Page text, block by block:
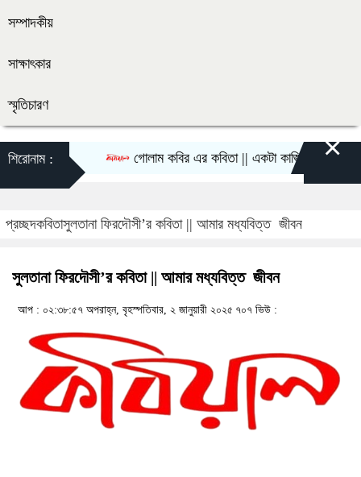
সম্পাদকীয়
সাক্ষাৎকার
স্মৃতিচারণ
শিরোনাম : গোলাম কবির এর কবিতা || একটা কাঙ্ক্ষিত স্বপ্নের গল্প
×
প্রচ্ছদকবিতাসুলতানা ফিরদৌসী’র কবিতা || আমার মধ্যবিত্ত জীবন
সুলতানা ফিরদৌসী’র কবিতা || আমার মধ্যবিত্ত জীবন
আপ : ০২:৩৮:৫৭ অপরাহ্ন, বৃহস্পতিবার, ২ জানুয়ারী ২০২৫ ৭০৭ ভিউ :